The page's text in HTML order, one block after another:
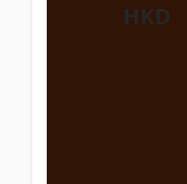
HKD